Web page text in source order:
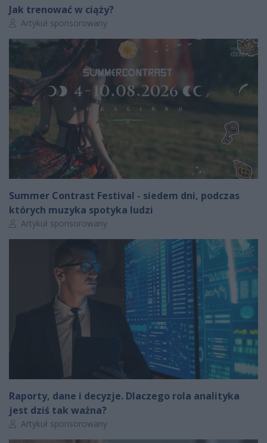
Jak trenować w ciąży?
Autor artykułu:
Artykuł sponsorowany
Summer Contrast Festival - siedem dni, podczas
których muzyka spotyka ludzi
Autor artykułu:
Artykuł sponsorowany
Raporty, dane i decyzje. Dlaczego rola analityka
jest dziś tak ważna?
Autor artykułu:
Artykuł sponsorowany